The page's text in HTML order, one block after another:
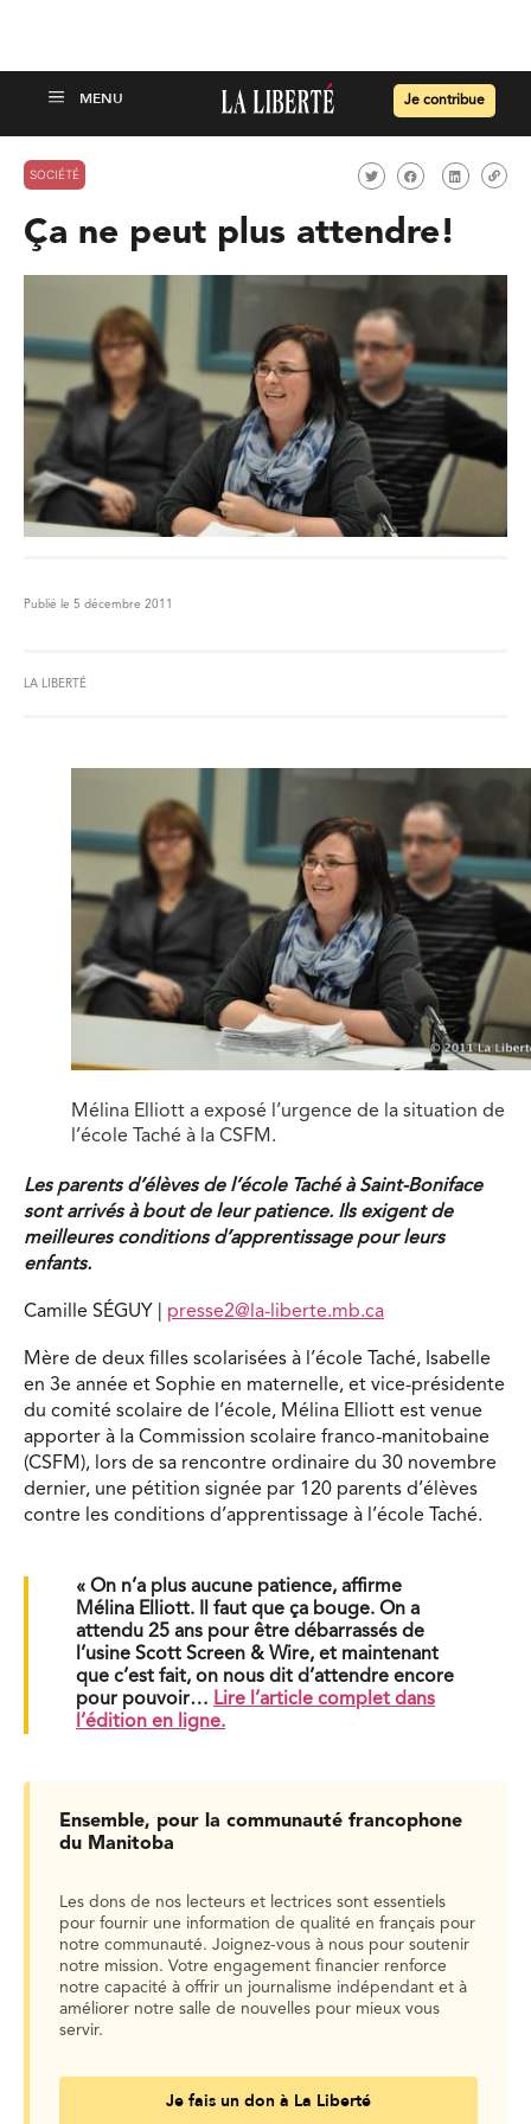
Je contribue
SOCIÉTÉ
Ça ne peut plus attendre!
Publié le 5 décembre 2011
LA LIBERTÉ
Mélina Elliott a exposé l’urgence de la situation de
l’école Taché à la CSFM.
Les parents d’élèves de l’école Taché à Saint-Boniface
sont arrivés à bout de leur patience. Ils exigent de
meilleures conditions d’apprentissage pour leurs
enfants.
Camille SÉGUY | presse2@la-liberte.mb.ca
Mère de deux filles scolarisées à l’école Taché, Isabelle
en 3e année et Sophie en maternelle, et vice-présidente
du comité scolaire de l’école, Mélina Elliott est venue
apporter à la Commission scolaire franco-manitobaine
(CSFM), lors de sa rencontre ordinaire du 30 novembre
dernier, une pétition signée par 120 parents d’élèves
contre les conditions d’appren­tissage à l’école Taché.
« On n’a plus aucune patience, affirme
Mélina Elliott. Il faut que ça bouge. On a
attendu 25 ans pour être débarrassés de
l’usine Scott Screen & Wire, et maintenant
que c’est fait, on nous dit d’attendre encore
pour pouvoir… Lire l’article complet dans
l’édition en ligne.
Ensemble, pour la communauté francophone
du Manitoba
Les dons de nos lecteurs et lectrices sont essentiels
pour fournir une information de qualité en français pour
notre communauté. Joignez-vous à nous pour soutenir
notre mission. Votre engagement financier renforce
notre capacité à offrir un journalisme indépendant et à
améliorer notre salle de nouvelles pour mieux vous
servir.
Je fais un don à La Liberté